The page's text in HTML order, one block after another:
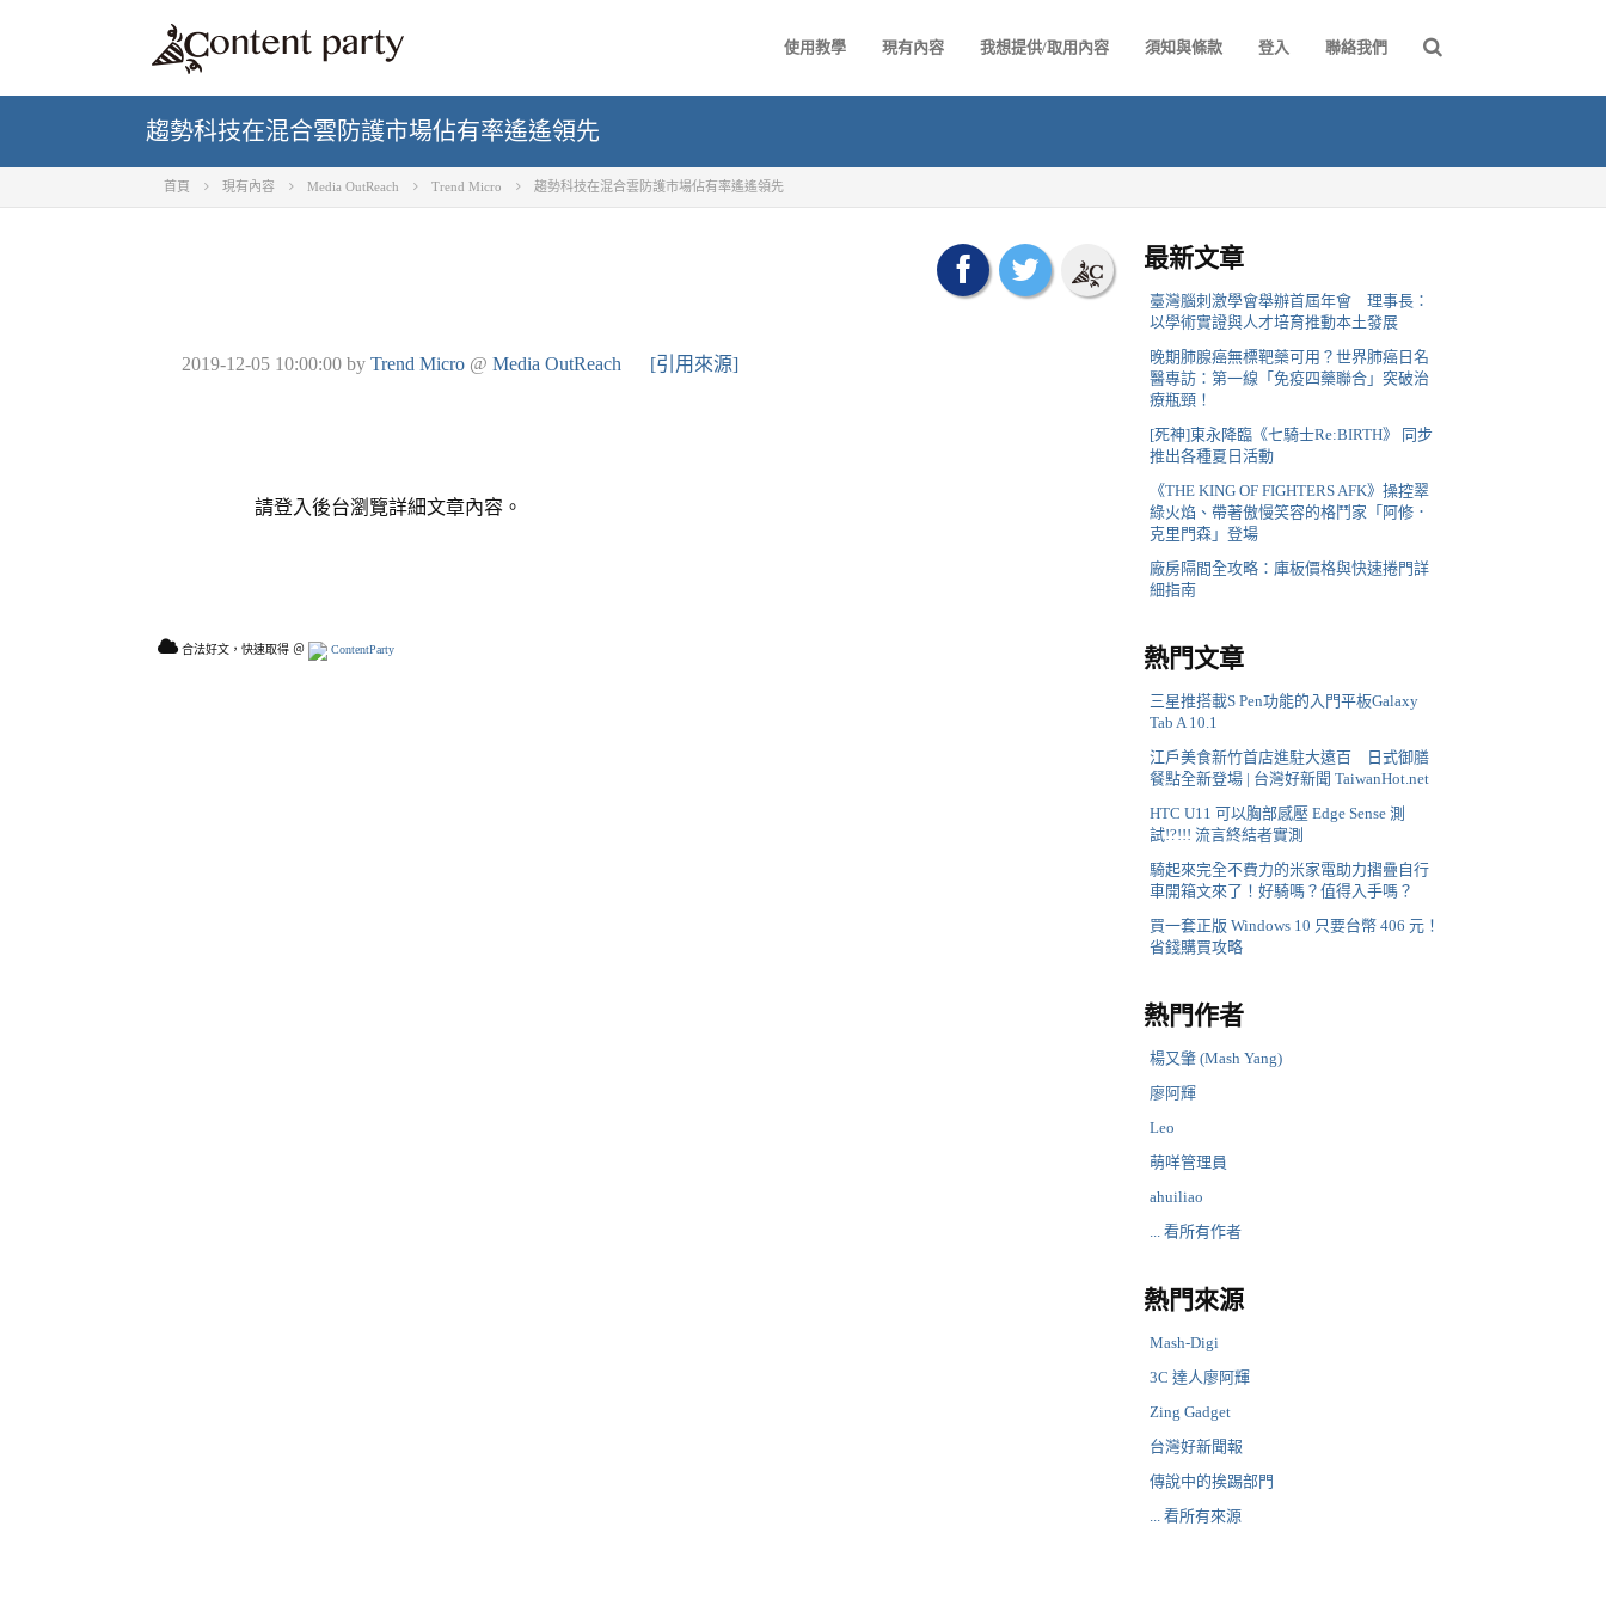
使用教學 現有內容 我想提供/取用內容 須知與條款 登入 聯絡我們
趨勢科技在混合雲防護市場佔有率遙遙領先
首頁 現有內容 Media OutReach Trend Micro 趨勢科技在混合雲防護市場佔有率遙遙領先
2019-12-05 10:00:00 by Trend Micro @ Media OutReach [引用來源]
請登入後台瀏覽詳細文章內容。
合法好文，快速取得 ＠ ContentParty
最新文章
臺灣腦刺激學會舉辦首屆年會 理事長：
以學術實證與人才培育推動本土發展
晚期肺腺癌無標靶藥可用？世界肺癌日名
醫專訪：第一線「免疫四藥聯合」突破治
療瓶頸！
[死神]東永降臨《七騎士Re:BIRTH》 同步
推出各種夏日活動
《THE KING OF FIGHTERS AFK》操控翠
綠火焰、帶著傲慢笑容的格鬥家「阿修．
克里門森」登場
廠房隔間全攻略：庫板價格與快速捲門詳
細指南
熱門文章
三星推搭載S Pen功能的入門平板Galaxy
Tab A 10.1
江戶美食新竹首店進駐大遠百 日式御膳
餐點全新登場 | 台灣好新聞 TaiwanHot.net
HTC U11 可以胸部感壓 Edge Sense 測
試!?!!! 流言終結者實測
騎起來完全不費力的米家電助力摺疊自行
車開箱文來了！好騎嗎？值得入手嗎？
買一套正版 Windows 10 只要台幣 406 元！
省錢購買攻略
熱門作者
楊又肇 (Mash Yang)
廖阿輝
Leo
萌咩管理員
ahuiliao
... 看所有作者
熱門來源
Mash-Digi
3C 達人廖阿輝
Zing Gadget
台灣好新聞報
傳說中的挨踢部門
... 看所有來源